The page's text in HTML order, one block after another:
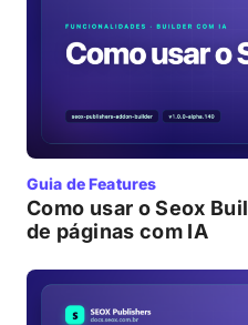
Guia de Features
Como usar o Seox
de páginas com IA